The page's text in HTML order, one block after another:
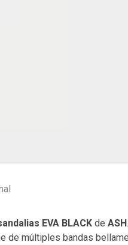
EVA BLACK de ASH
de múltiples bandas